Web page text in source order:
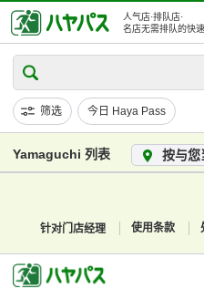
人气店·排队店·
名店无需排队的快
筛选 今日 Haya Pass
Yamaguchi 列表 按与您
针对门店经理 使用条款